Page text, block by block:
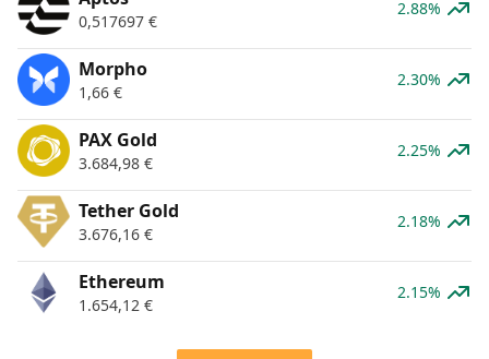
0,517697 €
2.88%
Morpho
1,66 €
2.30%
PAX Gold
3.684,98 €
2.25%
Tether Gold
3.676,16 €
2.18%
Ethereum
1.654,12 €
2.15%